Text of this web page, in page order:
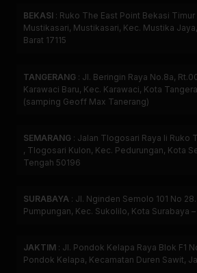
BEKASI: Ruko The East Point Bekasi Timur
Mustikasari, Mustikasari, Kec. Mustika
Barat 17115
TANGERANG: Jl. Beringin Raya No.8a,
Karawaci Baru, Kec. Karawaci, Kota
(samping Geoff Max Tanerang)
SEMARANG: Jalan Tlogosari Raya Ii Ruko
, Tlogosari Kulon, Kec. Pedurungan, Kota
Tengah 50196
SURABAYA : Jl. Nginden Semolo 101 No
Pumpungan, Kec. Sukolilo, Kota Surabaya
JAKTIM: Jl. Pondok Kelapa Raya Blok F1
Pondok Kelapa, Kecamatan Duren Sawit,